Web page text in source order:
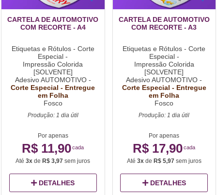
CARTELA DE AUTOMOTIVO
COM RECORTE - A4
Etiquetas e Rótulos - Corte
Especial -
Impressão Colorida
[SOLVENTE]
Adesivo AUTOMOTIVO -
Corte Especial - Entregue
em Folha
Fosco
Produção: 1 dia útil
Por apenas
R$ 11,90cada
Até3x de R$ 3,97 sem juros
DETALHES
CARTELA DE AUTOMOTIVO
COM RECORTE - A3
Etiquetas e Rótulos - Corte
Especial -
Impressão Colorida
[SOLVENTE]
Adesivo AUTOMOTIVO -
Corte Especial - Entregue
em Folha
Fosco
Produção: 1 dia útil
Por apenas
R$ 17,90cada
Até 3xde R$ 5,97sem juros
DETALHES